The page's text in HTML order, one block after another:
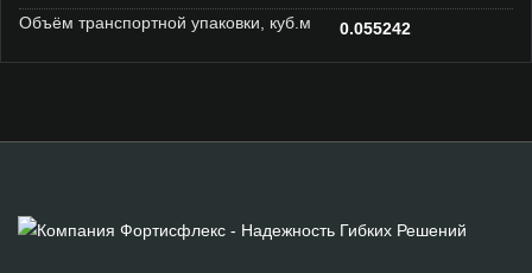
Объём транспортной упаковки, куб.м 0.055242